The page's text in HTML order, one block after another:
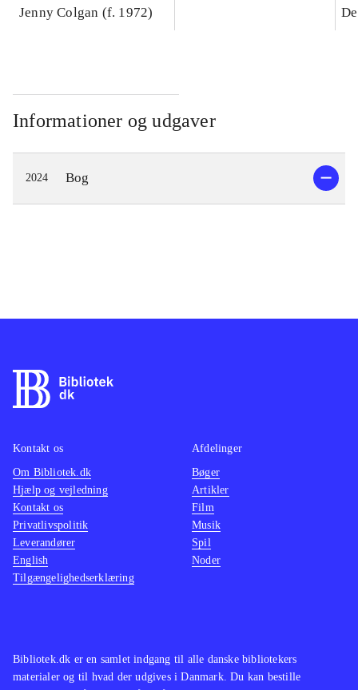
Jenny Colgan (f. 1972)
Informationer og udgaver
2024 Bog
Bibliotek.dk er en samlet indgang til alle danske bibliotekers
materialer og til hvad der udgives i Danmark. Du kan bestille
Kontakt os
Om Bibliotek.dk
Hjælp og vejledning
Kontakt os
Privatlivspolitik
Leverandører
English
Tilgængelighedserklæring
Afdelinger
Bøger
Artikler
Film
Musik
Spil
Noder